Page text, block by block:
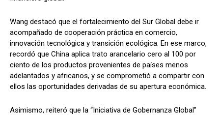
Wang destacó que el fortalecimiento del Sur Global debe ir
acompañado de cooperación práctica en comercio,
innovación tecnológica y transición ecológica. En ese marco,
recordó que China aplica trato arancelario cero al 100 por
ciento de los productos provenientes de países menos
adelantados y africanos, y se comprometió a compartir con
ellos las oportunidades derivadas de su apertura económica.
Asimismo, reiteró que la “Iniciativa de Gobernanza Global”